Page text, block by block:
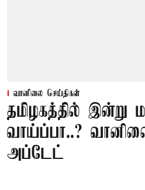
வானிலை செய்திகள்
தமிழகத்தில் இன்று
வாய்ப்பா..?
அப்டேட்